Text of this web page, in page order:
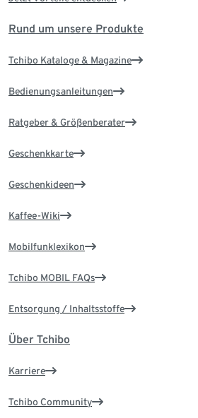
Rund um unsere Produkte
Tchibo Kataloge & Magazine
Bedienungsanleitungen
Ratgeber & Größenberater
Geschenkkarte
Geschenkideen
Kaffee-Wiki
Mobilfunklexikon
Tchibo MOBIL FAQs
Entsorgung / Inhaltsstoffe
Über Tchibo
Karriere
Tchibo Community